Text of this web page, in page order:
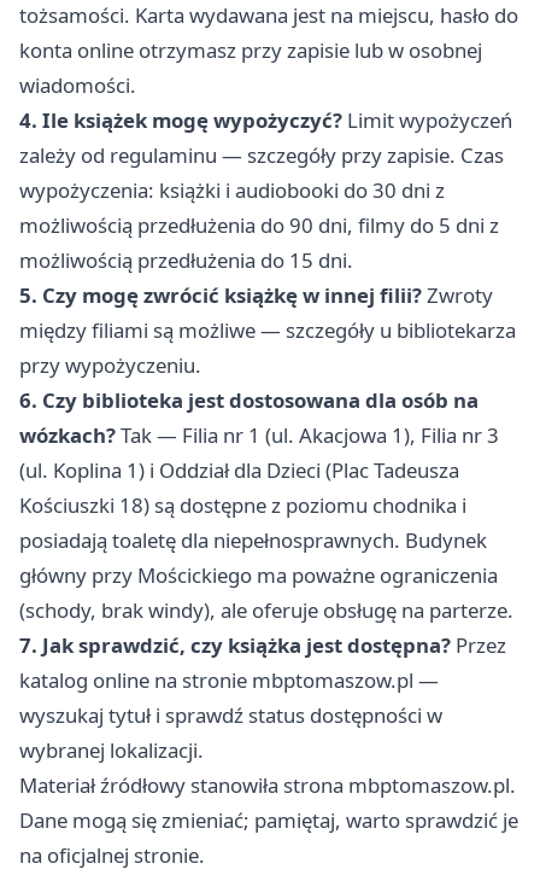
tożsamości. Karta wydawana jest na miejscu, hasło do
konta online otrzymasz przy zapisie lub w osobnej
wiadomości.
4. Ile książek mogę wypożyczyć? Limit wypożyczeń
zależy od regulaminu — szczegóły przy zapisie. Czas
wypożyczenia: książki i audiobooki do 30 dni z
możliwością przedłużenia do 90 dni, filmy do 5 dni z
możliwością przedłużenia do 15 dni.
5. Czy mogę zwrócić książkę w innej filii?Zwroty
między filiami są możliwe — szczegóły u bibliotekarza
przy wypożyczeniu.
6. Czy biblioteka jest dostosowana dla osób na
wózkach?Tak — Filia nr 1 (ul. Akacjowa 1), Filia nr 3
(ul. Koplina 1) i Oddział dla Dzieci (Plac Tadeusza
Kościuszki 18) są dostępne z poziomu chodnika i
posiadają toaletę dla niepełnosprawnych. Budynek
główny przy Mościckiego ma poważne ograniczenia
(schody, brak windy), ale oferuje obsługę na parterze.
7. Jak sprawdzić, czy książka jest dostępna? Przez
katalog online na stronie mbptomaszow.pl —
wyszukaj tytuł i sprawdź status dostępności w
wybranej lokalizacji.
Materiał źródłowy stanowiła strona mbptomaszow.pl.
Dane mogą się zmieniać; pamiętaj, warto sprawdzić je
na oficjalnej stronie.